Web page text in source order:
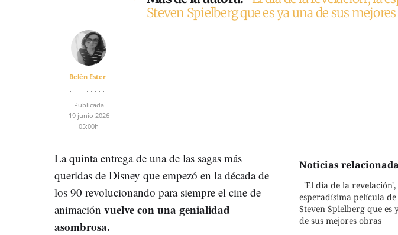
Steven Spielberg que es ya una de sus
Belén Ester
Publicada
19 junio 2026
05:00h
Noticias
'El día de la
esperadísima película de
Steven Spielberg que es
de sus mejores obras
La quinta entrega de una de las sagas más
queridas de Disney que empezó en la década de
los 90 revolucionando para siempre el cine de
animación vuelve con una genialidad
asombrosa.